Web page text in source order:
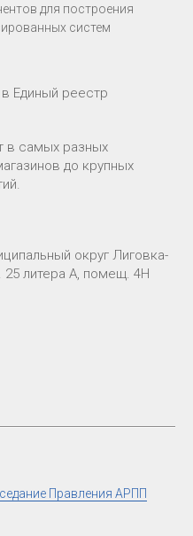
для построения
систем
Единый реестр
в самых разных
до крупных
округ Лиговка-
25 литера А, помещ. 4Н
Правления АРПП